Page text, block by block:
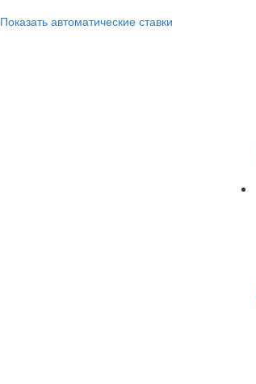
Показать автоматические ставки